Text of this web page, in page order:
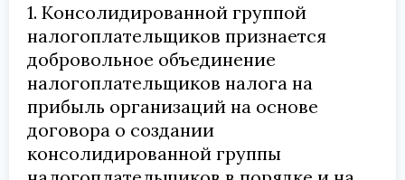
1. Консолидированной группой
налогоплательщиков признается
добровольное объединение
налогоплательщиков налога на
прибыль организаций на основе
договора о создании
консолидированной группы